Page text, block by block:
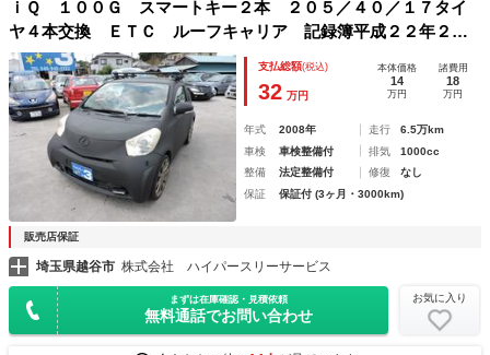
ｉＱ １００Ｇ スマートキー２本 ２０５／４０／１７タイ
ヤ４本交換 ＥＴＣ ルーフキャリア 記録簿平成２２年２３
年２４年令和３年５年
支払総額(税込)
32 万円
本体価格
14
万円
諸費用
18
万円
年式 2008年 走行
6.5万km
車検
車検整備付 排気
1000cc
整備
法定整備付 修復
なし
保証
保証付 (3ヶ月・3000km)
販売店保証
埼玉県越谷市 株式会社 ハイパースリーサービス
まずは在庫確認・見積依頼
無料通話でお問い合わせ
お気に入り